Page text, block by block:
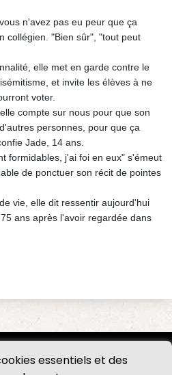
essentiels et des
n'avez pas eu peur que ça
collégien. "Bien sûr", "tout peut
elle met en garde contre le
et invite les élèves à ne
voter.
compte sur nous pour que son
personnes, pour que ça
Jade, 14 ans.
formidables, j'ai foi en eux" s'émeut
de ponctuer son récit de pointes
vie, elle dit ressentir aujourd'hui
ans après l'avoir regardée dans